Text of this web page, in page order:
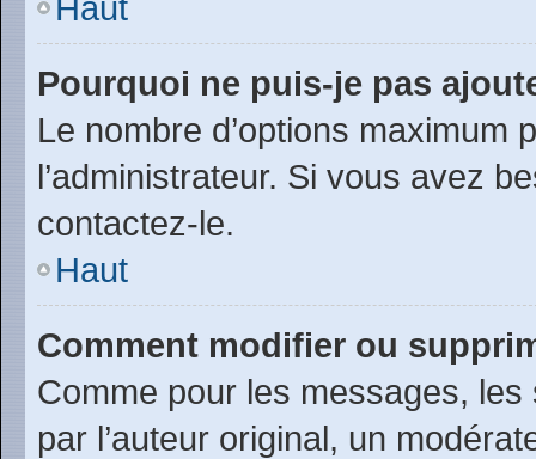
Pourquoi ne puis-je pas
Le nombre d’options maximum
l’administrateur. Si vous avez
contactez-le.
Haut
Comment modifier ou
Comme pour les messages,
par l’auteur original, un